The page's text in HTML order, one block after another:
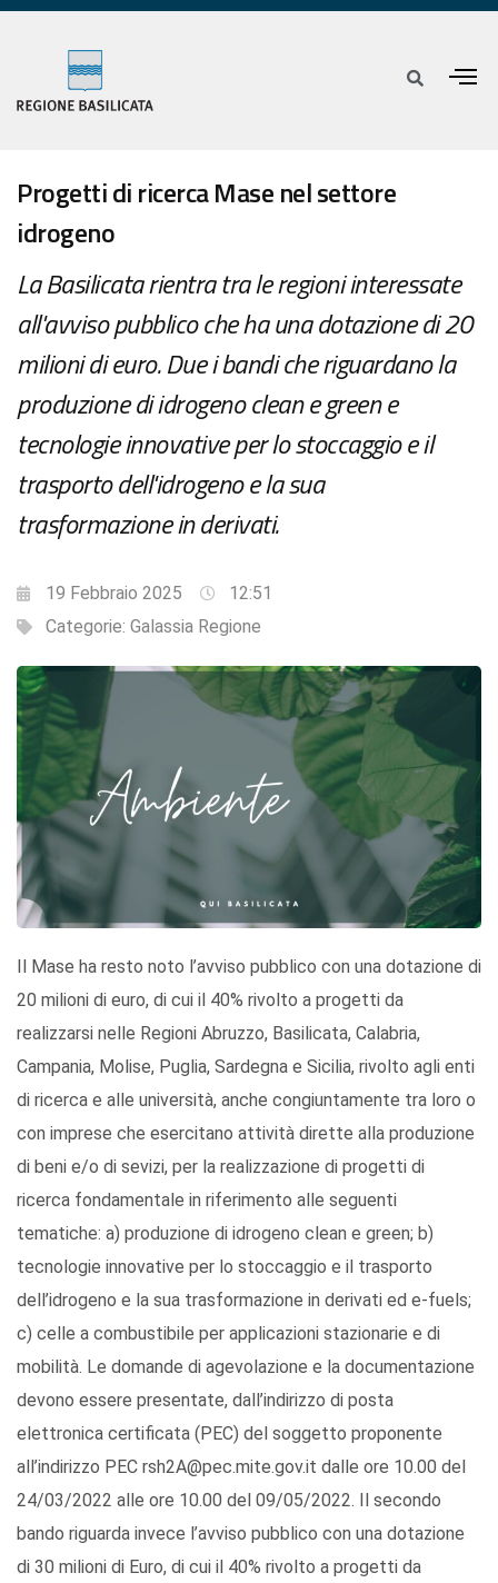
Progetti di ricerca Mase nel settore
idrogeno
La Basilicata rientra tra le regioni interessate
all'avviso pubblico che ha una dotazione di 20
milioni di euro. Due i bandi che riguardano la
produzione di idrogeno clean e green e
tecnologie innovative per lo stoccaggio e il
trasporto dell'idrogeno e la sua
trasformazione in derivati.
19 Febbraio 2025
12:51
Categorie: Galassia Regione
Il Mase ha resto noto l’avviso pubblico con una dotazione di
20 milioni di euro, di cui il 40% rivolto a progetti da
realizzarsi nelle Regioni Abruzzo, Basilicata, Calabria,
Campania, Molise, Puglia, Sardegna e Sicilia, rivolto agli enti
di ricerca e alle università, anche congiuntamente tra loro o
con imprese che esercitano attività dirette alla produzione
di beni e/o di sevizi, per la realizzazione di progetti di
ricerca fondamentale in riferimento alle seguenti
tematiche: a) produzione di idrogeno clean e green; b)
tecnologie innovative per lo stoccaggio e il trasporto
dell’idrogeno e la sua trasformazione in derivati ed e-fuels;
c) celle a combustibile per applicazioni stazionarie e di
mobilità. Le domande di agevolazione e la documentazione
devono essere presentate, dall’indirizzo di posta
elettronica certificata (PEC) del soggetto proponente
all’indirizzo PEC rsh2A@pec.mite.gov.it dalle ore 10.00 del
24/03/2022 alle ore 10.00 del 09/05/2022. Il secondo
bando riguarda invece l’avviso pubblico con una dotazione
di 30 milioni di Euro, di cui il 40% rivolto a progetti da